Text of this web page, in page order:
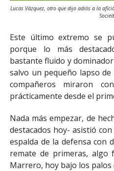
Lucas Vázquez, otro que dijo adiós a la
Este último extremo se
porque lo más
bastante fluido y
salvo un pequeño lapso
compañeros miraron
prácticamente desde el
Nada más empezar, de
destacados hoy- asistió
espalda de la defensa con
remate de primeras, algo
Marrero, hoy bajo los palos